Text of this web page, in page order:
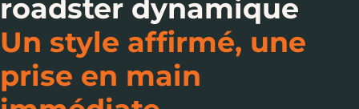
roadster dynamique
Un style affirmé, une
prise en main